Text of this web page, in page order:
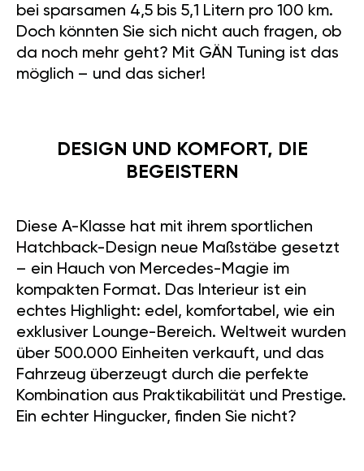
bei sparsamen 4,5 bis 5,1 Litern pro 100 km.
Doch könnten Sie sich nicht auch fragen, ob
da noch mehr geht? Mit GÄN Tuning ist das
möglich – und das sicher!
DESIGN UND KOMFORT, DIE
BEGEISTERN
Diese A-Klasse hat mit ihrem sportlichen
Hatchback-Design neue Maßstäbe gesetzt
– ein Hauch von Mercedes-Magie im
kompakten Format. Das Interieur ist ein
echtes Highlight: edel, komfortabel, wie ein
exklusiver Lounge-Bereich. Weltweit wurden
über 500.000 Einheiten verkauft, und das
Fahrzeug überzeugt durch die perfekte
Kombination aus Praktikabilität und Prestige.
Ein echter Hingucker, finden Sie nicht?